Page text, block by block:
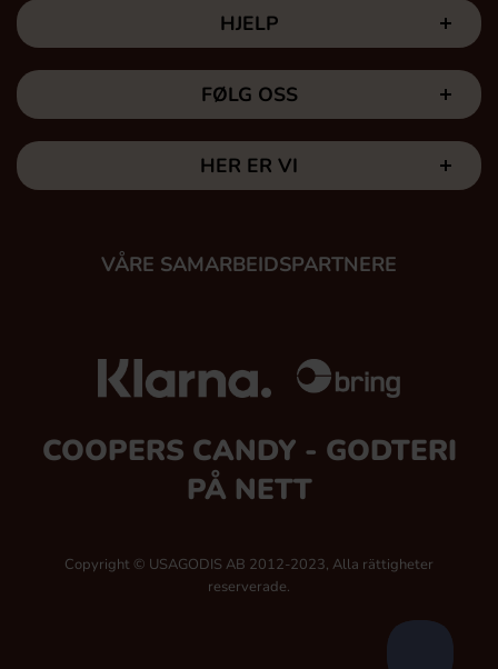
HJELP
FØLG OSS
HER ER VI
VÅRE SAMARBEIDSPARTNERE
COOPERS CANDY - GODTERI
PÅ NETT
Copyright © USAGODIS AB 2012-2023, Alla rättigheter
reserverade.